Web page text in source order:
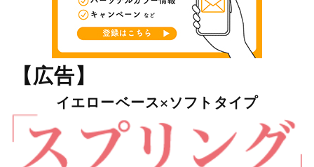
【広告】
イエローベース×ソフトタイプ